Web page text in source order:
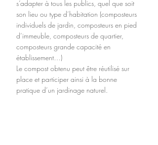
s’adapter à tous les publics, quel que soit
son lieu ou type d’habitation (composteurs
individuels de jardin, composteurs en pied
d’immeuble, composteurs de quartier,
composteurs grande capacité en
établissement…)
Le compost obtenu peut être réutilisé sur
place et participer ainsi à la bonne
pratique d’un jardinage naturel.